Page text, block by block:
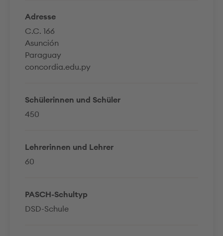
Adresse
C.C. 166
Asunción
Paraguay
concordia.edu.py
Schülerinnen und Schüler
450
Lehrerinnen und Lehrer
60
PASCH-Schultyp
DSD-Schule